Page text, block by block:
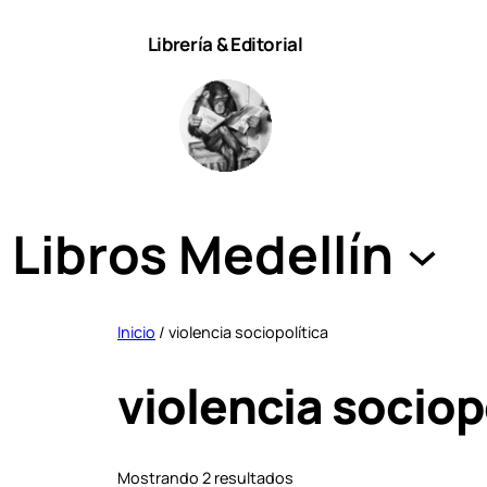
Librería & Editorial
Libros Medellín
Inicio / violencia sociopolítica
violencia
Mostrando 2 resultados